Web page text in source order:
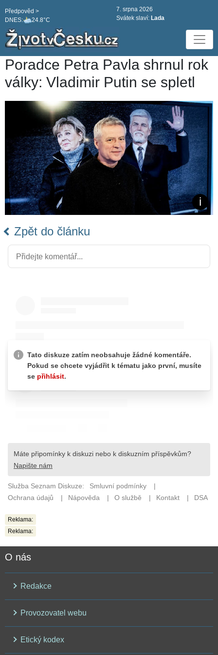
DNES: 24.8°C
Předpověd >
7. srpna 2026
Svátek slaví: Lada
Poradce Petra Pavla shrnul rok
války: Vladimir Putin se spletl
Zpět do článku
Reklama:
Reklama:
O nás
Redakce
Provozovatel webu
Etický kodex